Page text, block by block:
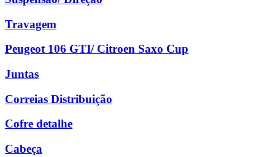
Travagem
Peugeot 106 GTI/ Citroen Saxo Cup
Juntas
Correias Distribuição
Cofre detalhe
Cabeça